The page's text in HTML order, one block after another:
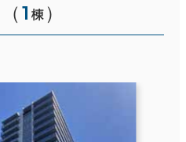
（1 棟 ）